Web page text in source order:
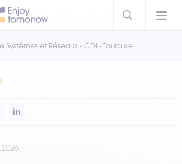
Systèmes et Réseaux - CDI - Toulouse